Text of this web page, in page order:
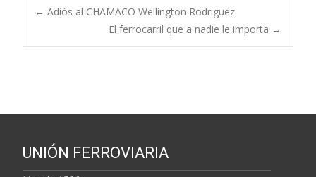
Navegación
entradas
← Adiós al CHAMACO Wellington Rodriguez
El ferrocarril que a nadie le importa →
UNIÓN FERROVIARIA